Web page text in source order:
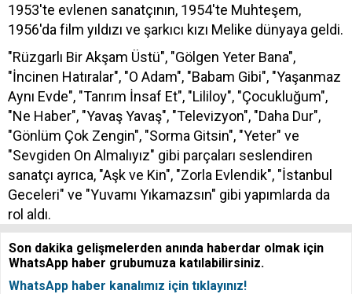
1953'te evlenen sanatçının, 1954'te Muhteşem,
1956'da film yıldızı ve şarkıcı kızı Melike dünyaya geldi.
"Rüzgarlı Bir Akşam Üstü", "Gölgen Yeter Bana",
"İncinen Hatıralar", "O Adam", "Babam Gibi", "Yaşanmaz
Aynı Evde", "Tanrım İnsaf Et", "Lililoy", "Çocukluğum",
"Ne Haber", "Yavaş Yavaş", "Televizyon", "Daha Dur",
"Gönlüm Çok Zengin", "Sorma Gitsin", "Yeter" ve
"Sevgiden On Almalıyız" gibi parçaları seslendiren
sanatçı ayrıca, "Aşk ve Kin", "Zorla Evlendik", "İstanbul
Geceleri" ve "Yuvamı Yıkamazsın" gibi yapımlarda da
rol aldı.
Son dakika gelişmelerden anında haberdar olmak için
WhatsApp haber grubumuza katılabilirsiniz.
WhatsApp haber kanalımız için tıklayınız!